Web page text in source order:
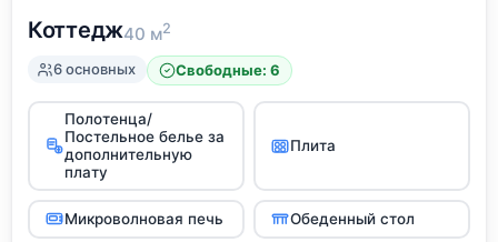
Коттедж40 м2
6 основных Свободные: 6
Полотенца/
Постельное белье за
дополнительную
плату
Плита
Микроволновая печь
Обеденный стол